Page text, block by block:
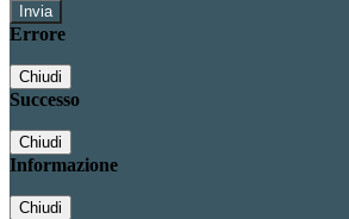
Errore
Chiudi
Successo
Chiudi
Informazione
Chiudi